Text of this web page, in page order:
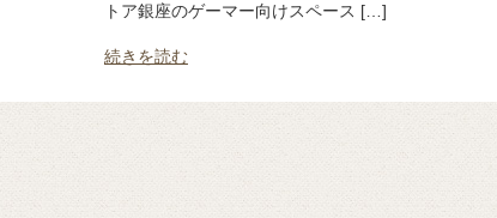
トア銀座のゲーマー向けスペース […]
続きを読む